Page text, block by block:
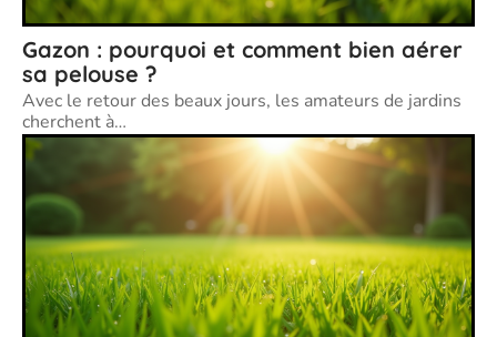
Gazon : pourquoi et comment bien aérer
sa pelouse ?
Avec le retour des beaux jours, les amateurs de jardins
cherchent à…